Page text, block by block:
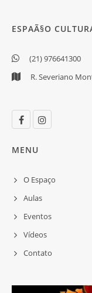
ESPAÃ§O
(21) 976641300
R. Severiano
MENU
O Espaço
Aulas
Eventos
Vídeos
Contato